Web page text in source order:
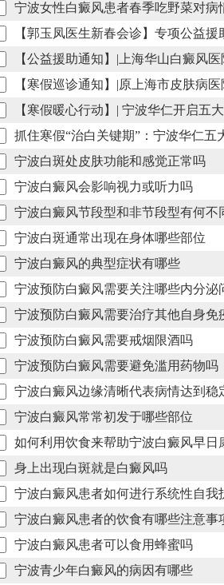
宁波女性白癜风患者春季吃野菜对病
【郭玉凤医生新春会诊】专项公益
【公益援助通知】|上海华山白癜风
【寒假巡诊通知】|原上海市皮肤病
【寒假暖心行动】| 宁波华仁开启五
抓住寒假“治白关键期”：宁波华仁
宁波白斑处皮肤功能和感觉正常吗
宁波白癜风会影响视力或听力吗
宁波白癜风节段型和非节段型有何不
宁波白斑通常出现在身体哪些部位
宁波白癜风的典型症状有哪些
宁波预防白癜风需要关注哪些内分泌
宁波预防白癜风需要治疗其他自身免
宁波预防白癜风需要戒烟限酒吗
宁波预防白癜风需要避免滥用药物吗
宁波白癜风边缘清晰代表病情达到稳
宁波白癜风常常初发于哪些部位
如何利用饮食来帮助宁波白癜风早日
身上出现白斑就是白癜风吗
宁波白癜风患者如何进行系统性自我
宁波白癜风患者的饮食有哪些注意事
宁波白癜风患者可以食用蜂蜜吗
宁波青少年白癜风的病因有哪些